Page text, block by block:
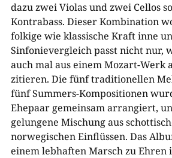
dazu zwei Violas und zwei Cellos
Kontrabass. Dieser Kombination
folkige wie klassische Kraft inne
Sinfonievergleich passt nicht nur,
auch mal aus einem Mozart-Werk
zitieren. Die fünf traditionellen
fünf Summers-Kompositionen
Ehepaar gemeinsam arrangiert,
gelungene Mischung aus
norwegischen Einflüssen. Das
einem lebhaften Marsch zu Ehren